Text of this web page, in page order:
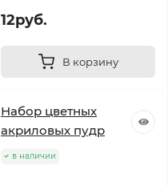
12руб.
В корзину
Набор цветных
акриловых пудр
в наличии